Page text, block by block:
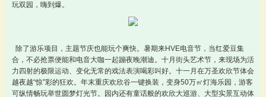
玩双园，嗨到爆。
除了游乐项目，主题节庆也能玩个爽快。暑期来HVE电音节，当红爱豆集
合，不必抢票便能和电音大咖一起蹦夜晚潮迪。十月街头艺术节，来现场为活
力四射的极限运动、变化无常的戏法表演喝彩叫好。十一月在万圣欢欣节体会
越夜越“惊”彩的狂欢。年末重庆欢欣谷一键换装，变身50万㎡灯海乐园，游客
可纵情畅玩举世圆梦灯光节。园内还有童话般的欢欣大巡游、大型实景互动体